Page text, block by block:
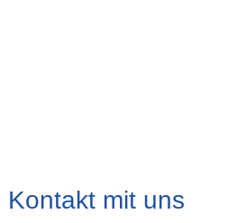
Kontakt mit uns